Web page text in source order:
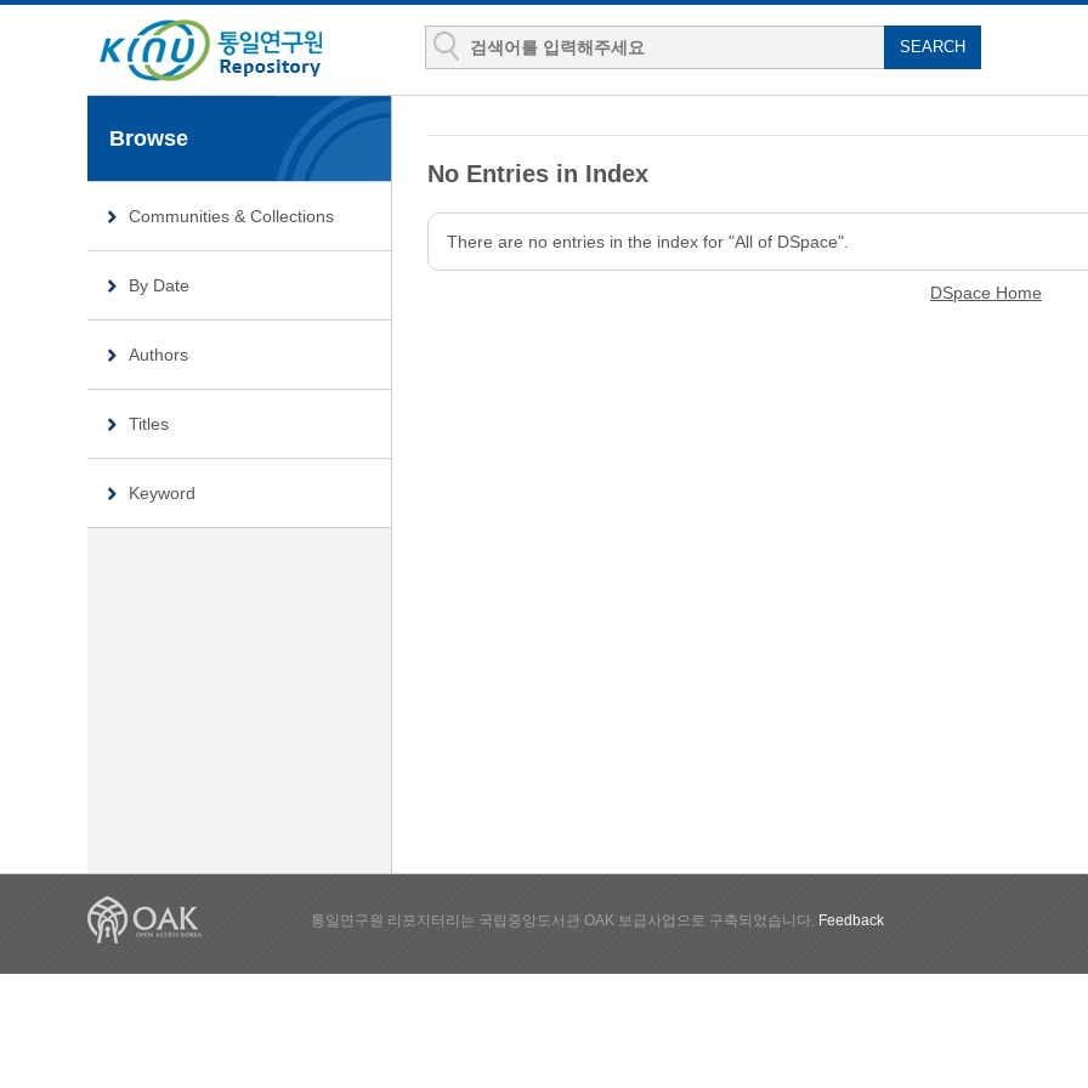
Browse
Communities & Collections
By Date
Authors
Titles
Keyword
No Entries in Index
There are no entries in the index for "All of DSpace".
DSpace Home
통일연구원 리포지터리는 국립중앙도서관 OAK 보급사업으로 구축되었습니다. Feedback